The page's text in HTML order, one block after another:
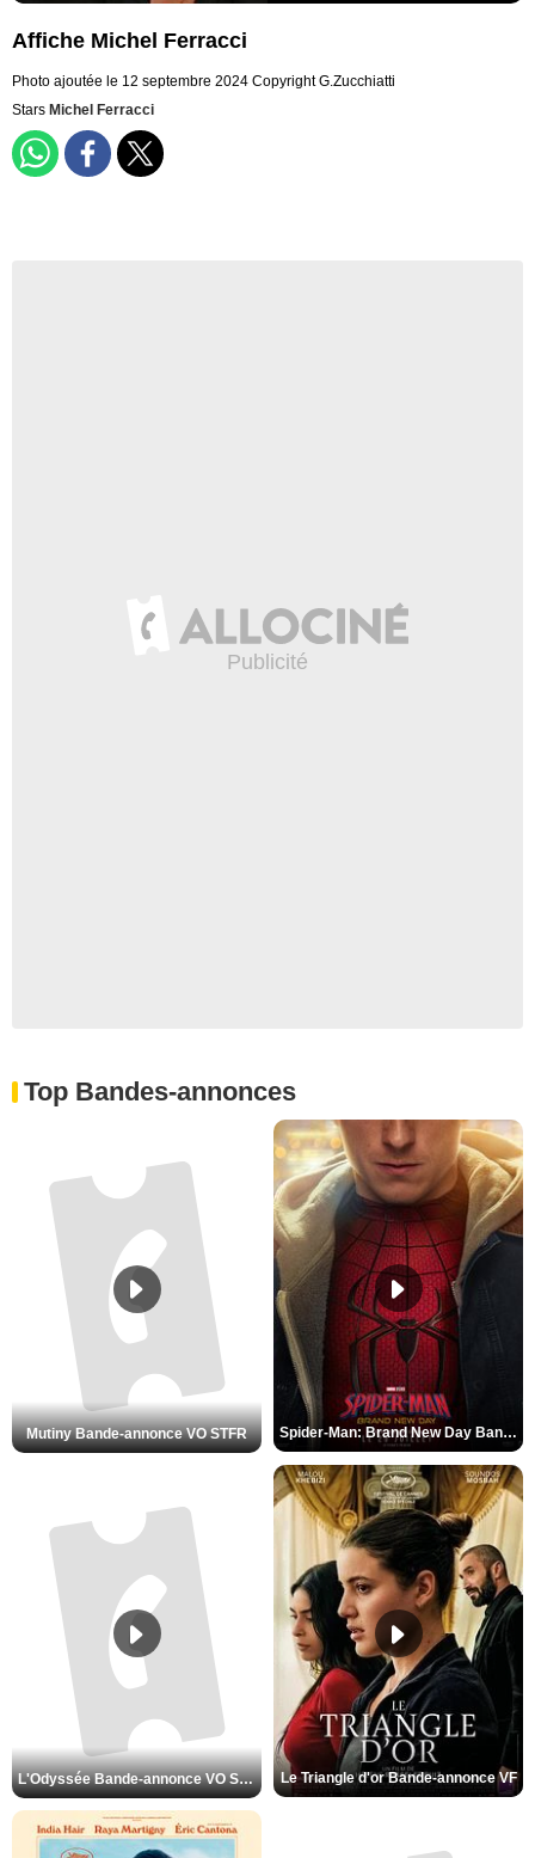
Affiche Michel Ferracci
Photo ajoutée le 12 septembre 2024 Copyright G.Zucchiatti
Stars Michel Ferracci
Top Bandes-annonces
Mutiny Bande-annonce VO STFR Spider-Man: Brand New Day Bande-annonce VO STFR
L'Odyssée Bande-annonce VO STFR Le Triangle d'or Bande-annonce VF